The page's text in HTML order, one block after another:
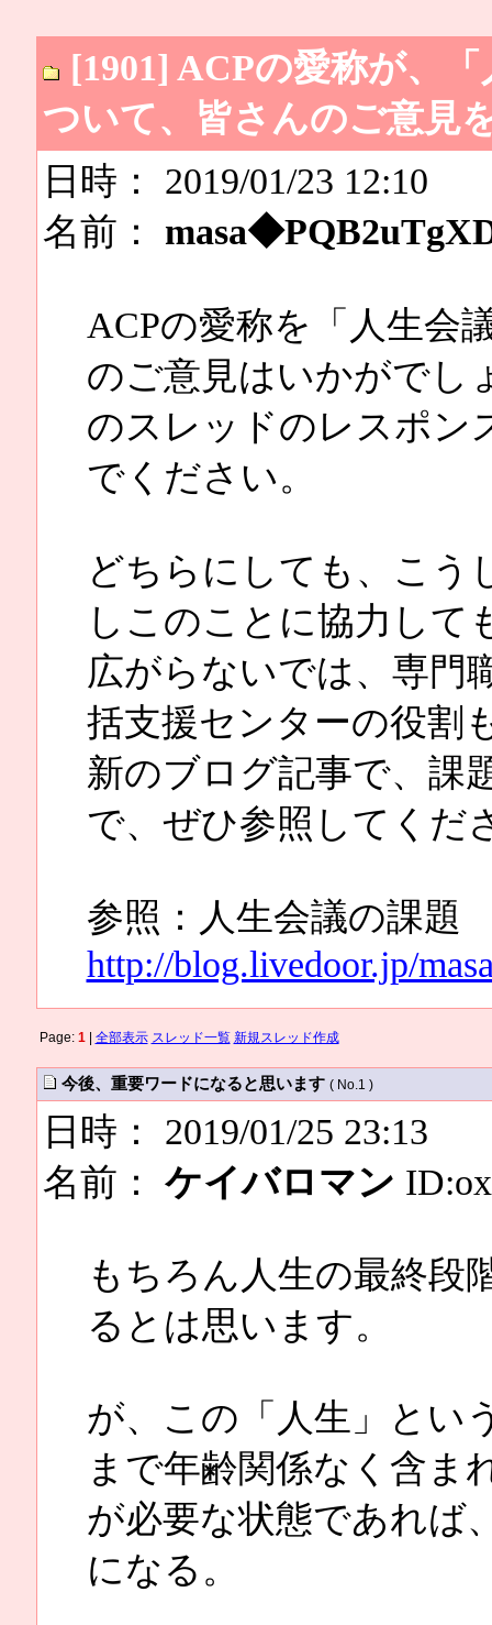
[1901] ACPの愛称が、
ついて、皆さんのご意見
日時： 2019/01/23 12:10
名前：
ACPの愛称を「人生会
のご意見はいかがでし
のスレッドのレスポン
でください。
どちらにしても、こう
しこのことに協力して
広がらないでは、専門
括支援センターの役割
新のブログ記事で、課
で、ぜひ参照してくだ
参照：人生会議の課題
http://blog.livedoor.jp/
Page: 1| 全部表示 スレッド一覧 新規スレッド作成
今後、重要ワードになると思います ( No.1 )
日時： 2019/01/25 23:13
名前： ケイバロマン
もちろん人生の最終段
るとは思います。
が、この「人生」とい
まで年齢関係なく含ま
が必要な状態であれば
になる。